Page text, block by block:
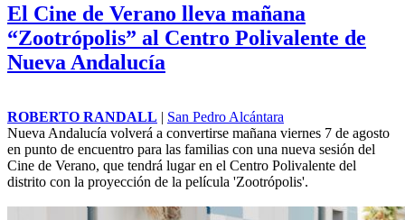
El Cine de Verano lleva mañana
“Zootrópolis” al Centro Polivalente de
Nueva Andalucía
ROBERTO RANDALL | San Pedro Alcántara
Nueva Andalucía volverá a convertirse mañana viernes 7 de agosto
en punto de encuentro para las familias con una nueva sesión del
Cine de Verano, que tendrá lugar en el Centro Polivalente del
distrito con la proyección de la película 'Zootrópolis'.